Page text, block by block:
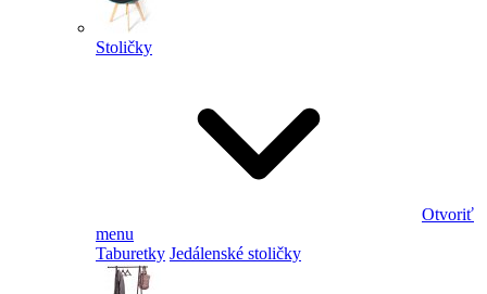
Stoličky
Otvoriť
menu
Taburetky Jedálenské stoličky